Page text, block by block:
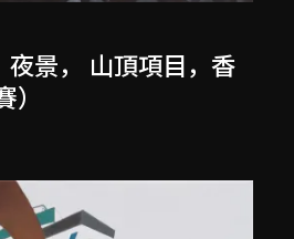
夜景， 山頂項目，香
）